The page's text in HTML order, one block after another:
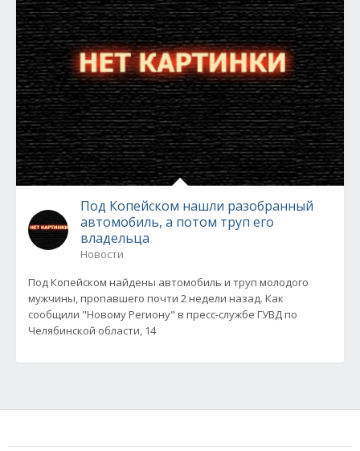
Под Копейском нашли разобранный
автомобиль, а потом труп его
владельца
Новости
Под Копейском найдены автомобиль и труп молодого
мужчины, пропавшего почти 2 недели назад. Как
сообщили "Новому Региону" в пресс-службе ГУВД по
Челябинской области, 14